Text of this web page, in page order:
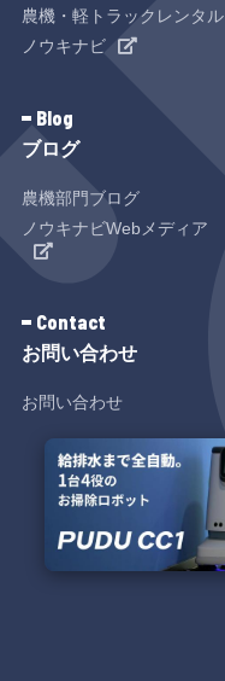
農機・軽トラックレンタル
ノウキナビ
ブログ
Blog
農機部門ブログ
ノウキナビWebメディア
お問い合わせ
Contact
お問い合わせ